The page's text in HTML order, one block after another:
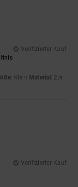
Verifizierter Kauf
: Klein Material: 2 /5
Verifizierter Kauf